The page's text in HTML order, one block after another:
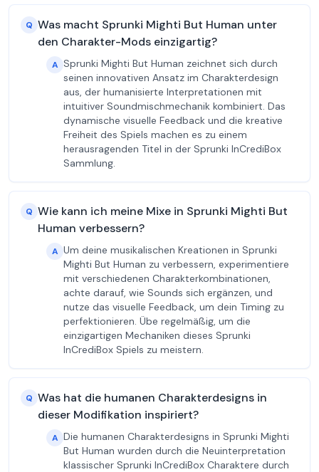
Q Was macht Sprunki Mighti But Human unter
den Charakter-Mods einzigartig?
A Sprunki Mighti But Human zeichnet sich durch
seinen innovativen Ansatz im Charakterdesign
aus, der humanisierte Interpretationen mit
intuitiver Soundmischmechanik kombiniert. Das
dynamische visuelle Feedback und die kreative
Freiheit des Spiels machen es zu einem
herausragenden Titel in der Sprunki InCrediBox
Sammlung.
Q Wie kann ich meine Mixe in Sprunki Mighti But
Human verbessern?
A Um deine musikalischen Kreationen in Sprunki
Mighti But Human zu verbessern, experimentiere
mit verschiedenen Charakterkombinationen,
achte darauf, wie Sounds sich ergänzen, und
nutze das visuelle Feedback, um dein Timing zu
perfektionieren. Übe regelmäßig, um die
einzigartigen Mechaniken dieses Sprunki
InCrediBox Spiels zu meistern.
Q Was hat die humanen Charakterdesigns in
dieser Modifikation inspiriert?
A Die humanen Charakterdesigns in Sprunki Mighti
But Human wurden durch die Neuinterpretation
klassischer Sprunki InCrediBox Charaktere durch